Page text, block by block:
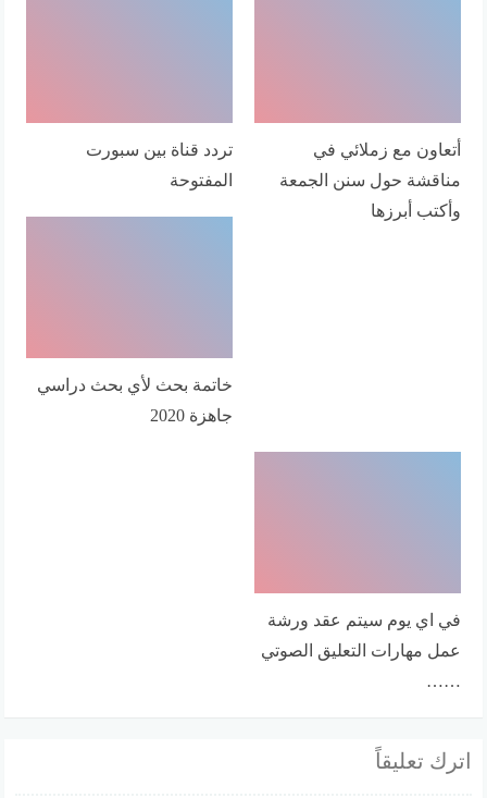
أتعاون مع زملائي في
مناقشة حول سنن الجمعة
وأكتب أبرزها
تردد قناة بين سبورت
المفتوحة
خاتمة بحث لأي بحث دراسي
جاهزة 2020
في اي يوم سيتم عقد ورشة
عمل مهارات التعليق الصوتي
اترك تعليقاً